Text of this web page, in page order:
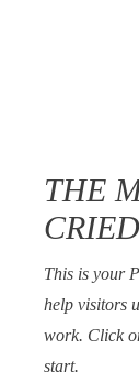
THE
CRIED
This is your
help visitors
work. Click
start.